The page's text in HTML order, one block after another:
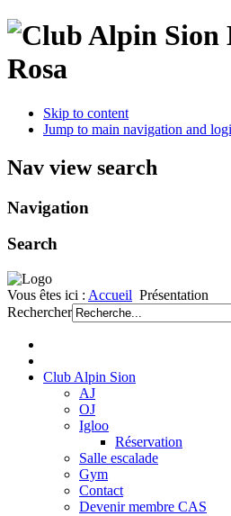
Rosa
Skip to content
Jump to main navigation and
Nav view search
Navigation
Search
Vous êtes ici : Accueil Présentation
Rechercher
Club Alpin Sion
AJ
OJ
Igloo
Réservation
Salle escalade
Gym
Contact
Devenir membre CAS